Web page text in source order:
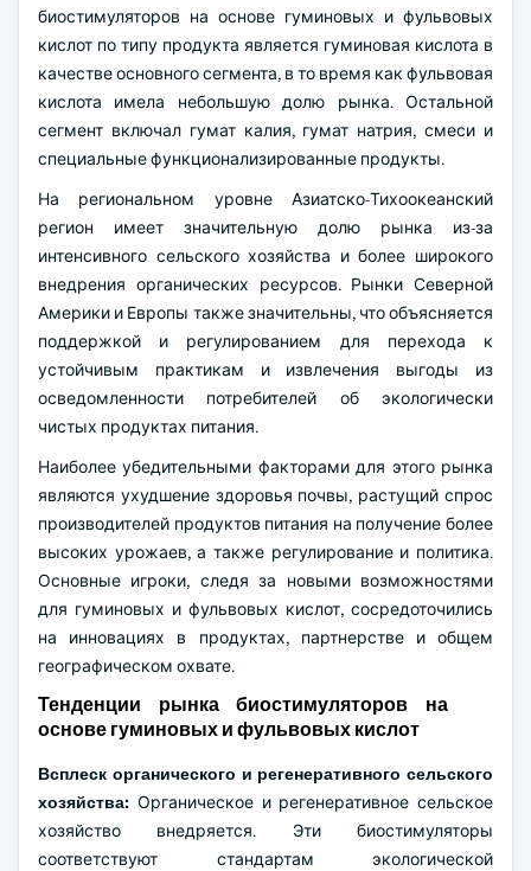
биостимуляторов на основе гуминовых и фульвовых
кислот по типу продукта является гуминовая кислота в
качестве основного сегмента, в то время как фульвовая
кислота имела небольшую долю рынка. Остальной
сегмент включал гумат калия, гумат натрия, смеси и
специальные функционализированные продукты.
На региональном уровне Азиатско-Тихоокеанский
регион имеет значительную долю рынка из-за
интенсивного сельского хозяйства и более широкого
внедрения органических ресурсов. Рынки Северной
Америки и Европы также значительны, что объясняется
поддержкой и регулированием для перехода к
устойчивым практикам и извлечения выгоды из
осведомленности потребителей об экологически
чистых продуктах питания.
Наиболее убедительными факторами для этого рынка
являются ухудшение здоровья почвы, растущий спрос
производителей продуктов питания на получение более
высоких урожаев, а также регулирование и политика.
Основные игроки, следя за новыми возможностями
для гуминовых и фульвовых кислот, сосредоточились
на инновациях в продуктах, партнерстве и общем
географическом охвате.
Тенденции рынка биостимуляторов на
основе гуминовых и фульвовых кислот
Всплеск органического и регенеративного сельского
хозяйства: Органическое и регенеративное сельское
хозяйство внедряется. Эти биостимуляторы
соответствуют стандартам экологической